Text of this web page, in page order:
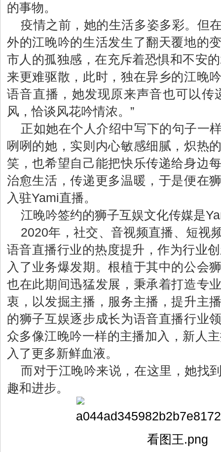
的事物。
疫情之前，她的生活多姿多彩。但
外的江晚吟的生活发生了翻天覆地的
市人的孤独感，在充斥着恐惧和不安
来更难驱散，此时，独在异乡的江晚
语音直播，她发现原来声音也可以传
风，恰谈风花吟情浓。”
正如她在个人介绍中写下的句子一
咧咧的她，实则内心敏感细腻，炽热
笑，也希望自己能把快乐传递给身边
治愈生活，传递更多温暖，于是便在
入驻Yami直播。
江晚吟签约的狮子互娱文化传媒是
2020年，社交、音视频直播、短视
语音直播行业的热度提升，作为行业
入了业务爆发期。根植于其中的公会
也在此期间迅猛发展，秉承着打造专
衷，以发掘主播，服务主播，提升主
的狮子互娱逐步成长为语音直播行业
众多像江晚吟一样的主播加入，新人
入了更多新鲜血液。
而对于江晚吟来说，在这里，她找
趣和进步。